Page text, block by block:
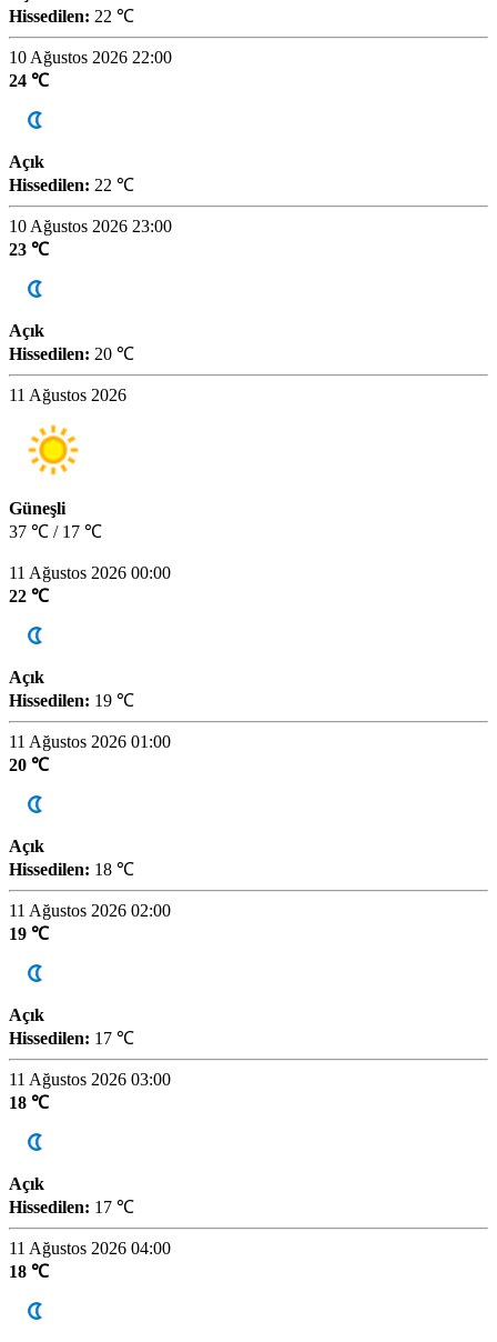
Hissedilen: 22 ℃
10 Ağustos 2026 22:00
24 ℃
Açık
Hissedilen: 22 ℃
10 Ağustos 2026 23:00
23 ℃
Açık
Hissedilen: 20 ℃
11 Ağustos 2026
Güneşli
37 ℃ / 17 ℃
11 Ağustos 2026 00:00
22 ℃
Açık
Hissedilen: 19 ℃
11 Ağustos 2026 01:00
20 ℃
Açık
Hissedilen: 18 ℃
11 Ağustos 2026 02:00
19 ℃
Açık
Hissedilen: 17 ℃
11 Ağustos 2026 03:00
18 ℃
Açık
Hissedilen: 17 ℃
11 Ağustos 2026 04:00
18 ℃